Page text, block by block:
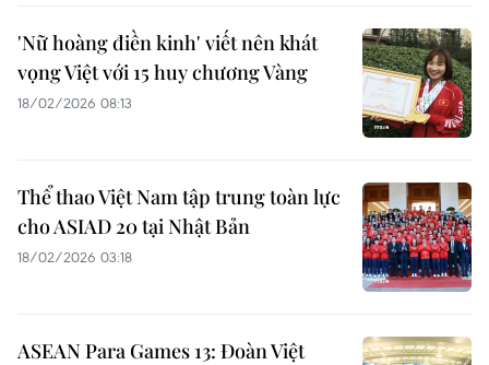
'Nữ hoàng điền kinh' viết nên khát
vọng Việt với 15 huy chương Vàng
18/02/2026 08:13
Thể thao Việt Nam tập trung toàn lực
cho ASIAD 20 tại Nhật Bản
18/02/2026 03:18
ASEAN Para Games 13: Đoàn Việt